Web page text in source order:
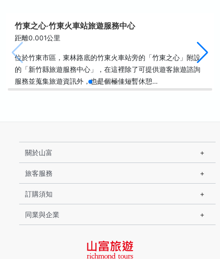
竹東之心‧竹東火車站旅遊服務中心
距離0.001公里
位於竹東市區，東林路底的竹東火車站旁的「竹東之心」附設
的「新竹縣旅遊服務中心」，在這裡除了可提供遊客旅遊諮詢
服務並蒐集旅遊資訊外，也是個極佳短暫休憩…
關於山富
旅客服務
訂購須知
同業與企業